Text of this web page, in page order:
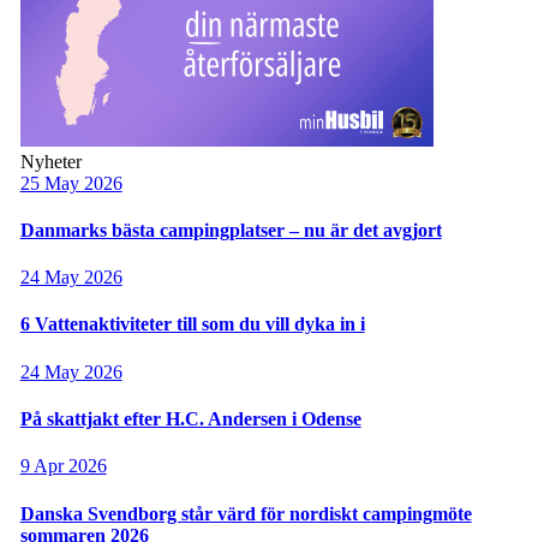
Nyheter
25 May 2026
Danmarks bästa campingplatser – nu är det avgjort
24 May 2026
6 Vattenaktiviteter till som du vill dyka in i
24 May 2026
På skattjakt efter H.C. Andersen i Odense
9 Apr 2026
Danska Svendborg står värd för nordiskt campingmöte
sommaren 2026